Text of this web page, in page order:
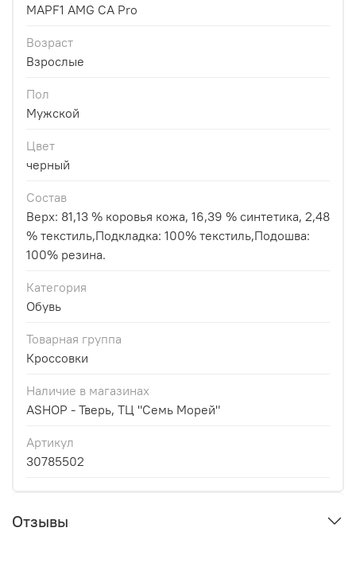
MAPF1 AMG CA Pro
Возраст
Взрослые
Пол
Мужской
Цвет
черный
Состав
Верх: 81,13 % коровья кожа, 16,39 % синтетика, 2,48
% текстиль,Подкладка: 100% текстиль,Подошва:
100% резина.
Категория
Обувь
Товарная группа
Кроссовки
Наличие в магазинах
ASHOP - Тверь, ТЦ "Семь Морей"
Артикул
30785502
Отзывы